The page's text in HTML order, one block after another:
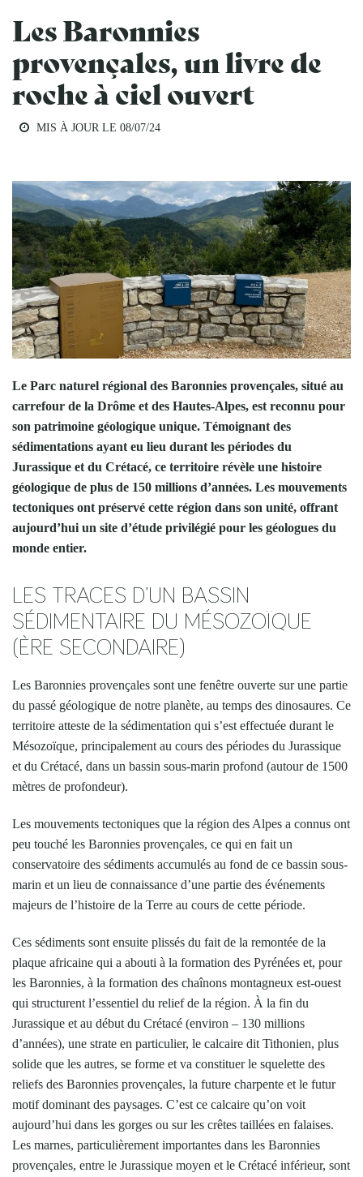
Les Baronnies
provençales, un livre de
roche à ciel ouvert
MIS À JOUR LE 08/07/24
Le Parc naturel régional des Baronnies provençales, situé au
carrefour de la Drôme et des Hautes-Alpes, est reconnu pour
son patrimoine géologique unique. Témoignant des
sédimentations ayant eu lieu durant les périodes du
Jurassique et du Crétacé, ce territoire révèle une histoire
géologique de plus de 150 millions d’années. Les mouvements
tectoniques ont préservé cette région dans son unité, offrant
aujourd’hui un site d’étude privilégié pour les géologues du
monde entier.
LES TRACES D’UN BASSIN
SÉDIMENTAIRE DU MÉSOZOÏQUE
(ÈRE SECONDAIRE)
Les Baronnies provençales sont une fenêtre ouverte sur une partie
du passé géologique de notre planète, au temps des dinosaures. Ce
territoire atteste de la sédimentation qui s’est effectuée durant le
Mésozoïque, principalement au cours des périodes du Jurassique
et du Crétacé, dans un bassin sous-marin profond (autour de 1500
mètres de profondeur).
Les mouvements tectoniques que la région des Alpes a connus ont
peu touché les Baronnies provençales, ce qui en fait un
conservatoire des sédiments accumulés au fond de ce bassin sous-
marin et un lieu de connaissance d’une partie des événements
majeurs de l’histoire de la Terre au cours de cette période.
Ces sédiments sont ensuite plissés du fait de la remontée de la
plaque africaine qui a abouti à la formation des Pyrénées et, pour
les Baronnies, à la formation des chaînons montagneux est-ouest
qui structurent l’essentiel du relief de la région. À la fin du
Jurassique et au début du Crétacé (environ – 130 millions
d’années), une strate en particulier, le calcaire dit Tithonien, plus
solide que les autres, se forme et va constituer le squelette des
reliefs des Baronnies provençales, la future charpente et le futur
motif dominant des paysages. C’est ce calcaire qu’on voit
aujourd’hui dans les gorges ou sur les crêtes taillées en falaises.
Les marnes, particulièrement importantes dans les Baronnies
provençales, entre le Jurassique moyen et le Crétacé inférieur, sont